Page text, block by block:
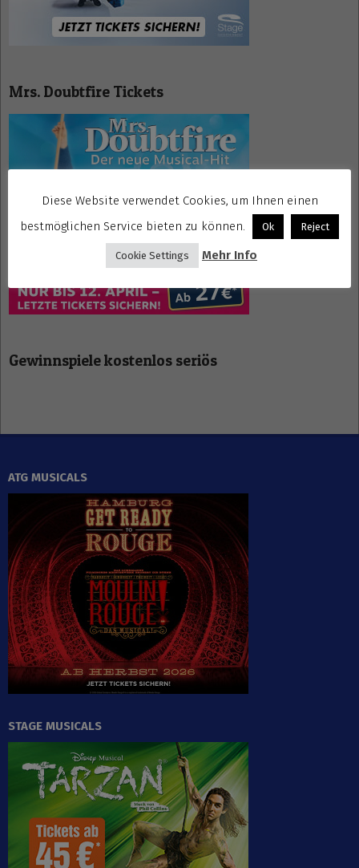
Mrs. Doubtfire Tickets
Gewinnspiele kostenlos seriös
ATG MUSICALS
STAGE MUSICALS
Diese Website verwendet Cookies, um Ihnen einen
bestmöglichen Service bieten zu können.
Ok Reject
Cookie Settings Mehr Info